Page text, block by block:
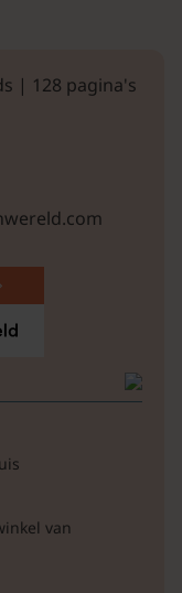
| 128 pagina's
van